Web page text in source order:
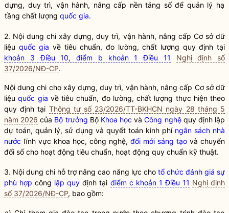
dựng, duy trì, vận hành, nâng cấp nền tảng số để quản lý hạ
tầng chất lượng quốc gia.
2. Nội dung chi xây dựng, duy trì, vận hành, nâng cấp Cơ sở dữ
liệu quốc gia về tiêu chuẩn, đo lường, chất lượng quy định tại
khoản 3 Điều 10, điểm b khoản 1 Điều 11
Nghị định số
37/2026/NĐ-CP.
Nội dung chi cho xây dựng, duy trì, vận hành, nâng cấp Cơ sở dữ
liệuquốc gia về tiêu chuẩn, đo lường, chất lượng thực hiện theo
quy định tại Thông tư số 23/2026/TT-BKHCN ngày 28 tháng 5
năm 2026 của Bộ trưởng Bộ Khoa học vàCông nghệquy định lập
dự toán, quản lý, sử dụng và quyết toán kinh phí ngân sách nhà
nước lĩnh vực khoa học, công nghệ, đổi mới sáng tạo và chuyển
đổi số cho hoạt động tiêu chuẩn, hoạt động quy chuẩn kỹ thuật.
3. Nội dung chi hỗ trợ nâng cao năng lực cho tổ chức đánh giá sự
phù hợp công lập quy định tại điểm c khoản 1 Điều 11 Nghị định
số 37/2026/NĐ-CP, bao gồm: